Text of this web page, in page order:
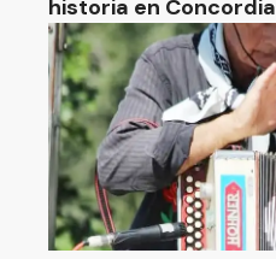
historia en Concordia